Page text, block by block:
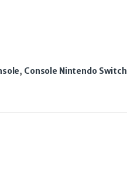
, Console Nintendo Switch